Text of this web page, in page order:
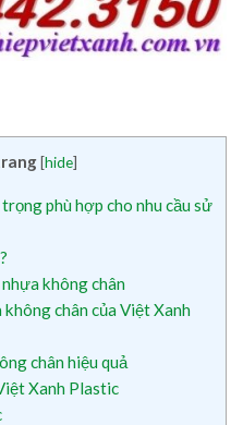
[hide]
phù hợp cho nhu cầu sử
không chân
chân của Việt Xanh
chân hiệu quả
Xanh Plastic